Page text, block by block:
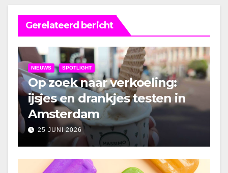
Gerelateerd bericht
NIEUWS SPOTLIGHT
Op zoek naar verkoeling:
ijsjes en drankjes testen in
Amsterdam
25 JUNI 2026